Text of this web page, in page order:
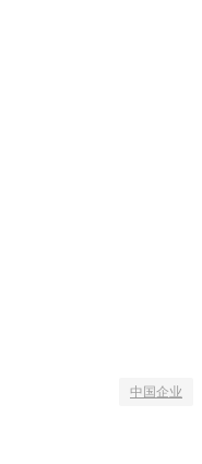
中国企业